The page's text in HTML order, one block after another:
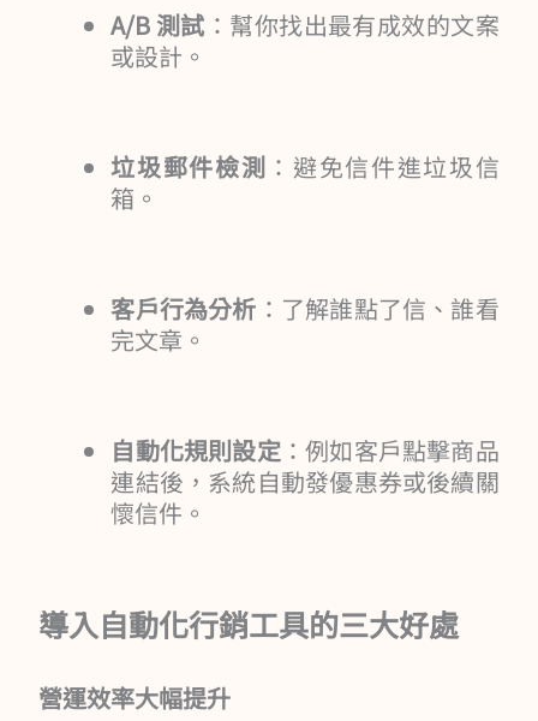
A/B 測試 ：幫你找出最有成效的文案
或設計。
垃圾郵件檢測 ：避免信件進垃圾信
箱。
客戶行為分析 ：了解誰點了信、誰看
完文章。
自動化規則設定 ：例如客戶點擊商品
連結後，系統自動發優惠券或後續關
懷信件。
導入自動化行銷工具的三大好處
營運效率大幅提升